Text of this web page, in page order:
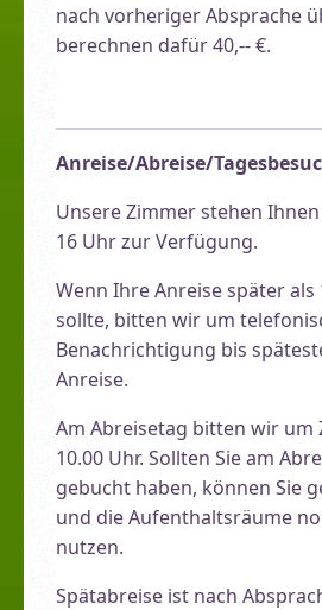
nach vorheriger Absprache
berechnen dafür 40,-- €.
Anreise/Abreise/
Unsere Zimmer stehen
16 Uhr zur Verfügung.
Wenn Ihre Anreise später
sollte, bitten wir um
Benachrichtigung bis
Anreise.
Am Abreisetag bitten wir um
10.00 Uhr. Sollten Sie am
gebucht haben, können Sie
und die Aufenthaltsräume
nutzen.
Spätabreise ist nach